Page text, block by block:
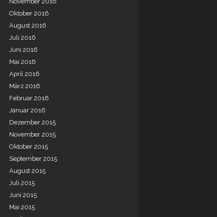
Oktober 2016
August 2016
Juli 2016
Juni 2016
Mai 2016
April 2016
März 2016
Februar 2016
Januar 2016
Dezember 2015
November 2015
Oktober 2015
September 2015
August 2015
Juli 2015
Juni 2015
Mai 2015